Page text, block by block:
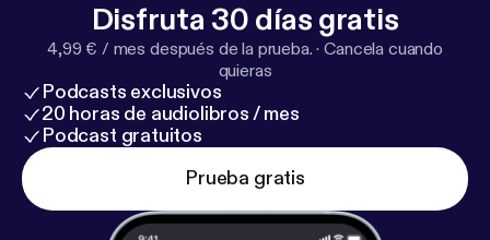
Disfruta 30 días gratis
4,99 € / mes después de la prueba. ·Cancela cuando
quieras
Podcasts exclusivos
20 horas de audiolibros / mes
Podcast gratuitos
Prueba gratis